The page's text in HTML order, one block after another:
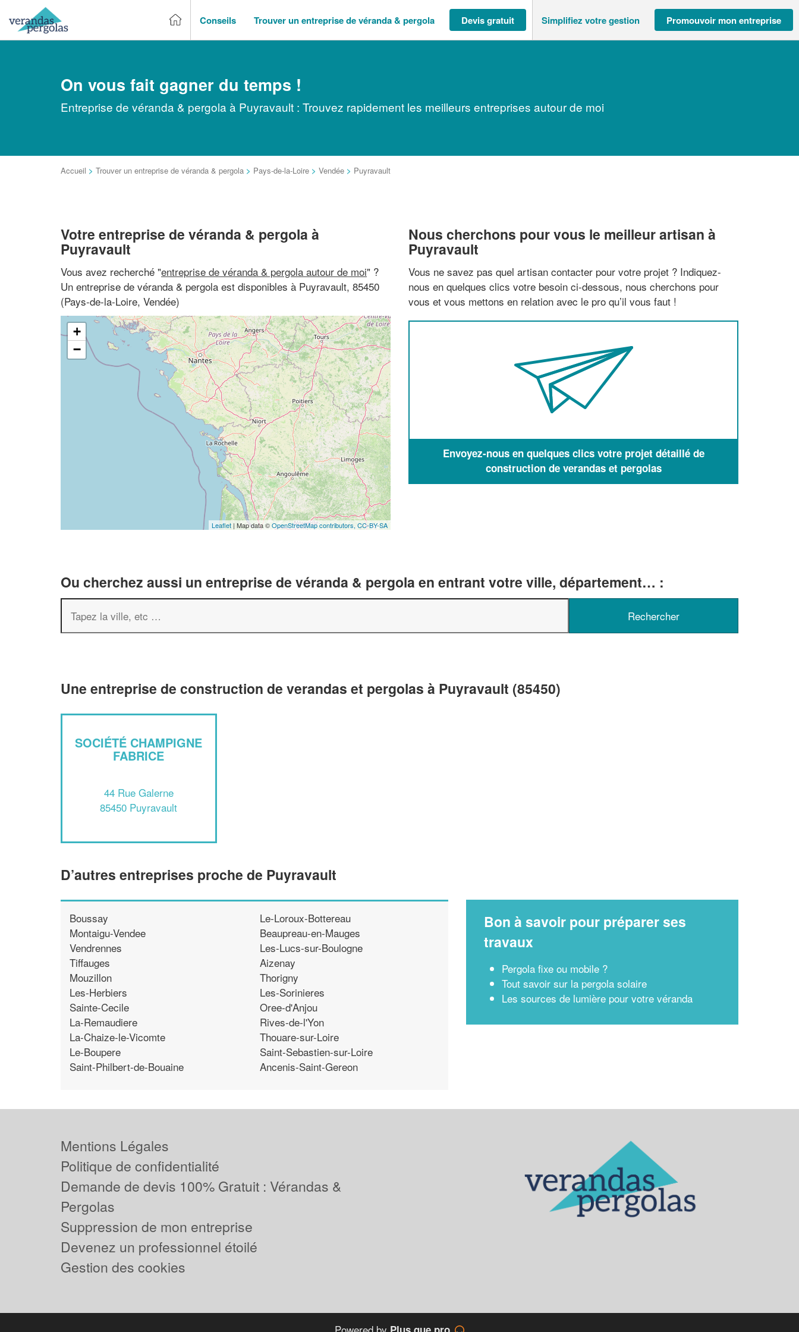
Conseils Trouver un entreprise de véranda & pergola Devis gratuit Simplifiez votre gestion Promouvoir mon entreprise
On vous fait gagner du temps !
Entreprise de véranda & pergola à Puyravault : Trouvez rapidement les meilleurs entreprises autour de moi
Accueil > Trouver un entreprise de véranda & pergola > Pays-de-la-Loire > Vendée > Puyravault
Votre entreprise de véranda & pergola à
Puyravault
Vous avez recherché "entreprise de véranda & pergola autour de moi" ?
Un entreprise de véranda & pergola est disponibles à Puyravault, 85450
(Pays-de-la-Loire, Vendée)
+
−
Leaflet | Map data ©OpenStreetMap contributors, CC-BY-SA
Nous cherchons pour vous le meilleur artisan à
Puyravault
Vous ne savez pas quel artisan contacter pour votre projet ? Indiquez-
nous en quelques clics votre besoin ci-dessous, nous cherchons pour
vous et vous mettons en relation avec le pro qu’il vous faut !
Envoyez-nous en quelques clics votre projet détaillé de
construction de verandas et pergolas
Ou cherchez aussi un entreprise de véranda & pergola en entrant votre ville, département… :
Une entreprise de construction de verandas et pergolas à Puyravault (85450)
SOCIÉTÉ CHAMPIGNE
FABRICE
44 Rue Galerne
85450 Puyravault
D’autres entreprises proche de Puyravault
Boussay
Montaigu-Vendee
Vendrennes
Tiffauges
Mouzillon
Les-Herbiers
Sainte-Cecile
La-Remaudiere
La-Chaize-le-Vicomte
Le-Boupere
Saint-Philbert-de-Bouaine
Le-Loroux-Bottereau
Beaupreau-en-Mauges
Les-Lucs-sur-Boulogne
Aizenay
Thorigny
Les-Sorinieres
Oree-d'Anjou
Rives-de-l'Yon
Thouare-sur-Loire
Saint-Sebastien-sur-Loire
Ancenis-Saint-Gereon
Bon à savoir pour préparer ses
travaux
Pergola fixe ou mobile ?
Tout savoir sur la pergola solaire
Les sources de lumière pour votre véranda
✕
Vous êtes un
professionnel ?
Mentions Légales
Politique de confidentialité
Demande de devis 100% Gratuit : Vérandas &
Pergolas
Suppression de mon entreprise
Devenez un professionnel étoilé
Gestion des cookies